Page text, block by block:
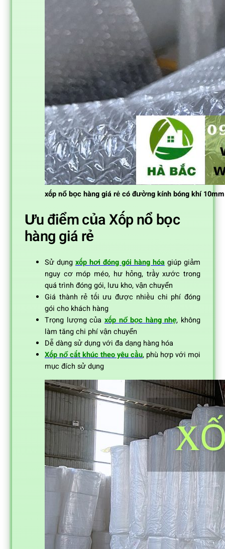
xốp nổ bọc hàng giá rẻ có đường kính bóng khí 10mm
Ưu điểm của Xốp nổ bọc
hàng giá rẻ
Sử dụng xốp hơi đóng gói hàng hóa giúp giảm
nguy cơ móp méo, hư hỏng, trầy xước trong
quá trình đóng gói, lưu kho, vận chuyển
Giá thành rẻ tối ưu được nhiều chi phí đóng
gói cho khách hàng
Trọng lượng củaxốp nổ bọc hàng nhẹ, không
làm tăng chi phí vận chuyển
Dễ dàng sử dụng với đa dạng hàng hóa
Xốp nổ cắt khúc theo yêu cầu, phù hợp với mọi
mục đích sử dụng